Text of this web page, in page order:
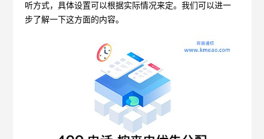
听方式，具体设置可以根据实际情况来定。我们可以进一
步了解一下这方面的内容。